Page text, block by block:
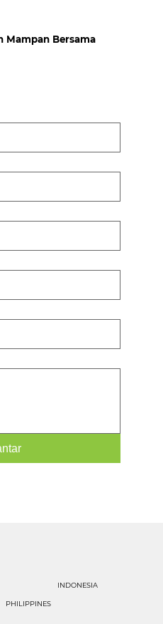
Mampan Bersama
INDONESIA
PHILIPPINES